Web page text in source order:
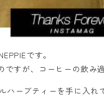
です。
すが、コーヒーの飲み
ハーブティーを手に入